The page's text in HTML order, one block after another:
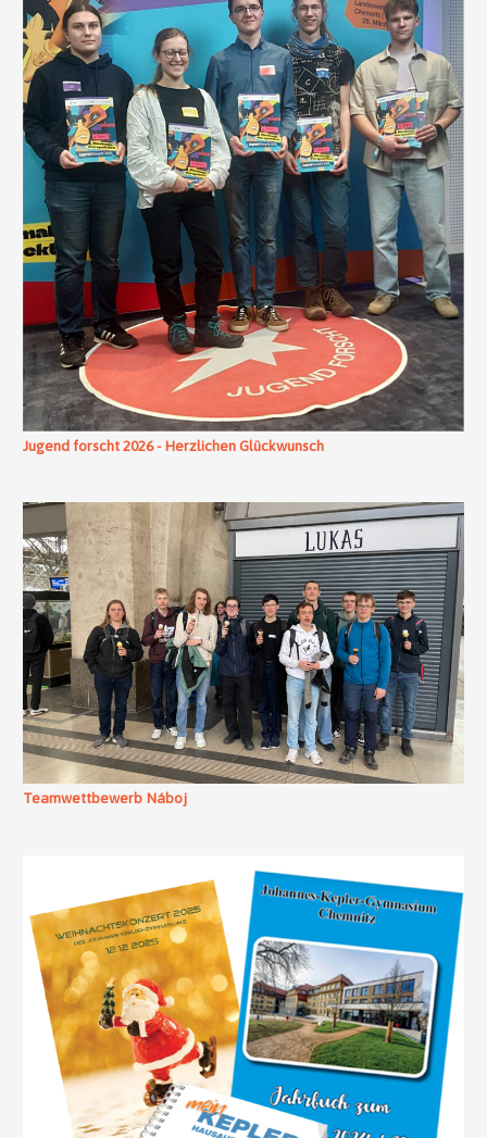
Jugend forscht 2026 - Herzlichen Glückwunsch
Teamwettbewerb Náboj